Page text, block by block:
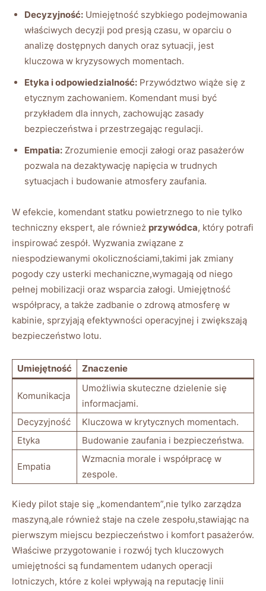
Decyzyjność: Umiejętność szybkiego podejmowania
właściwych decyzji pod presją czasu, w oparciu o
analizę dostępnych danych oraz sytuacji, jest
kluczowa w kryzysowych momentach.
Etyka i odpowiedzialność: Przywództwo wiąże się z
etycznym zachowaniem. Komendant musi być
przykładem dla innych, zachowując zasady
bezpieczeństwa i przestrzegając regulacji.
Empatia: Zrozumienie emocji załogi oraz pasażerów
pozwala na dezaktywację napięcia w trudnych
sytuacjach i budowanie atmosfery zaufania.
W efekcie, komendant statku powietrznego to nie tylko
techniczny ekspert, ale również przywódca, który potrafi
inspirować zespół. Wyzwania związane z
niespodziewanymi okolicznościami,takimi jak zmiany
pogody czy usterki mechaniczne,wymagają od niego
pełnej mobilizacji oraz wsparcia załogi. Umiejętność
współpracy, a także zadbanie o zdrową atmosferę w
kabinie, sprzyjają efektywności operacyjnej i zwiększają
bezpieczeństwo lotu.
Umiejętność Znaczenie
Komunikacja
Umożliwia skuteczne dzielenie się
informacjami.
Decyzyjność
Kluczowa w krytycznych momentach.
Etyka
Budowanie zaufania i bezpieczeństwa.
Empatia
Wzmacnia morale i współpracę w
zespole.
Kiedy pilot staje się „komendantem”,nie tylko zarządza
maszyną,ale również staje na czele zespołu,stawiając na
pierwszym miejscu bezpieczeństwo i komfort pasażerów.
Właściwe przygotowanie i rozwój tych kluczowych
umiejętności są fundamentem udanych operacji
lotniczych, które z kolei wpływają na reputację linii